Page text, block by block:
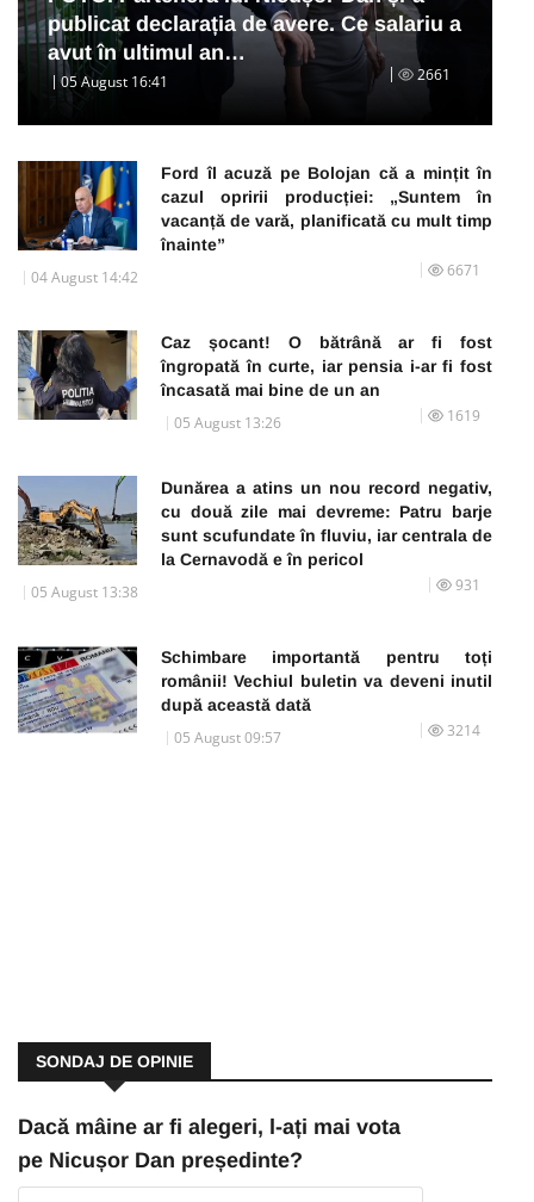
publicat declarația de avere. Ce salariu a
avut în ultimul an…
05 August 16:41 2661
Ford îl acuză pe Bolojan că a mințit în
cazul opririi producției: „Suntem în
vacanță de vară, planificată cu mult timp
înainte”
04 August 14:42 6671
Caz șocant! O bătrână ar fi fost
îngropată în curte, iar pensia i-ar fi fost
încasată mai bine de un an
05 August 13:26 1619
Dunărea a atins un nou record negativ,
cu două zile mai devreme: Patru barje
sunt scufundate în fluviu, iar centrala de
la Cernavodă e în pericol
05 August 13:38 931
Schimbare importantă pentru toți
românii! Vechiul buletin va deveni inutil
după această dată
05 August 09:57 3214
SONDAJ DE OPINIE
Dacă mâine ar fi alegeri, l-ați mai vota
pe Nicușor Dan președinte?